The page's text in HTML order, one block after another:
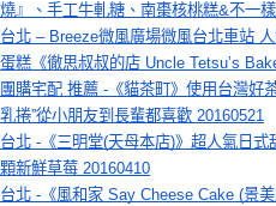
燒』、手工牛軋糖、南棗核桃糕&不一
台北 – Breeze微風廣場微風台北車站
蛋糕《徹思叔叔的店 Uncle Tetsu’s
團購宅配 推薦 -《貓茶町》使用台灣好
乳捲”從小朋友到長輩都喜歡 20160521
台北 -《三明堂(天母本店)》超人氣日
顆新鮮草莓 20160410
台北 -《風和家 Say Cheese Cake (景